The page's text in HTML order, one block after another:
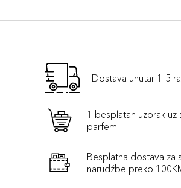
Dostava unutar 1-5
1 besplatan uzorak uz
parfem
Besplatna dostava za
narudźbe preko